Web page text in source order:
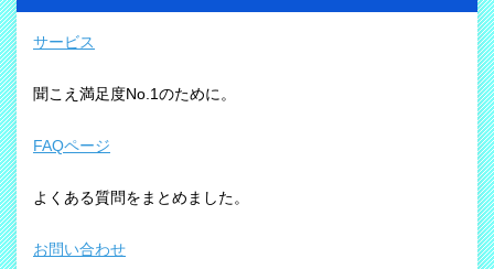
サービス
聞こえ満足度No.1のために。
FAQページ
よくある質問をまとめました。
お問い合わせ